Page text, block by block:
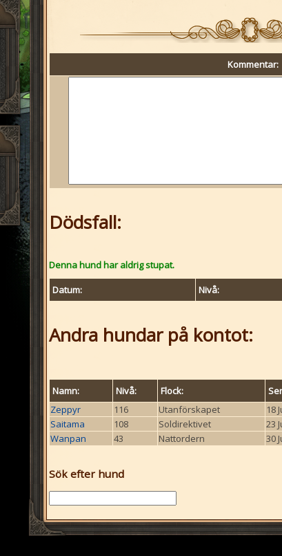
Kommentar:
Dödsfall:
Denna hund har aldrig stupat.
Datum:
Nivå:
Andra hundar på kontot:
Namn: Nivå: Flock:
Zeppyr
116 Utanförskapet 18
Saitama
108 Soldirektivet 23
Wanpan
43 Nattordern 30
Sök efter hund